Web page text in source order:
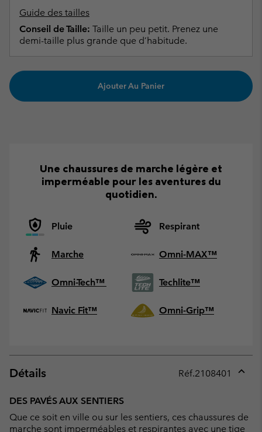
Guide des tailles
Conseil de Taille: Taille un peu petit. Prenez une
demi-taille plus grande que d’habitude.
Ajouter Au Panier
Une chaussures de marche légère et
imperméable pour les aventures du
quotidien.
Pluie Respirant
Marche Omni-MAX™
Omni-Tech™ Techlite™
Navic Fit™ Omni-Grip™
Détails Réf.2108401
DES PAVÉS AUX SENTIERS
Que ce soit en ville ou sur les sentiers, ces chaussures de
marche sont imperméables et respirantes avec une tige